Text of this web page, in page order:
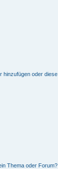
hinzufügen oder diese
Thema oder Forum?